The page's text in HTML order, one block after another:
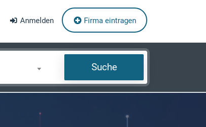
Anmelden Firma eintragen
Suche